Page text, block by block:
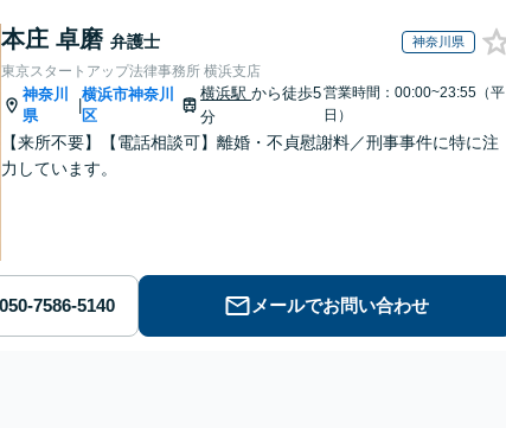
本庄 卓磨 弁護士 神奈川県
東京スタートアップ法律事務所 横浜支店
神奈川
県
横浜市神奈川
区
横浜駅から徒歩5
分
営業時間：00:00~23:55（平
日）
【来所不要】【電話相談可】離婚・不貞慰謝料／刑事事件に特に注
力しています。
メールでお問い合わせ